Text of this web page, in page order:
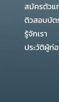
สมัครตัวแ
ติวสอบบัต
รู้จักเรา
ประวัติผู้ก่